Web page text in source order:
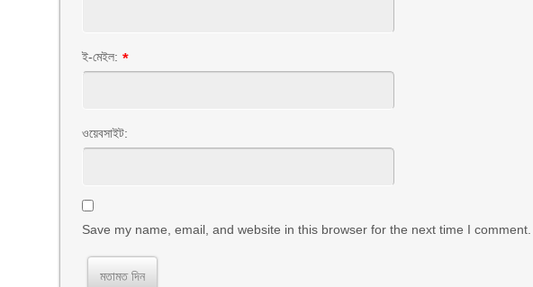
ই-মেইল: *
ওয়েবসাইট:
Save my name, email, and website in this browser for the next time I comment.